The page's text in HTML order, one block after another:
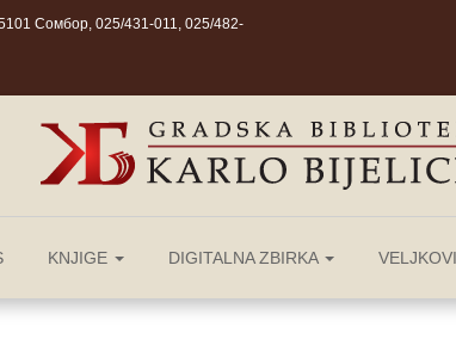
Сомбор, 025/431-011, 025/482-
KNJIGE DIGITALNA ZBIRKA